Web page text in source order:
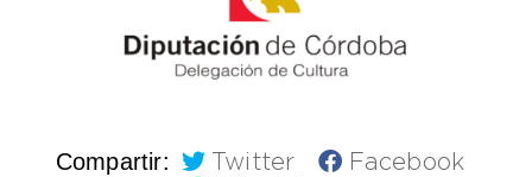
Compartir: Twitter
Facebook